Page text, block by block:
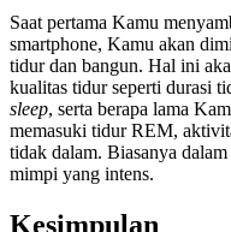
Saat pertama Kamu
smartphone, Kamu akan
tidur dan bangun. Hal ini
kualitas tidur seperti durasi
sleep, serta berapa lama
memasuki tidur REM,
tidak dalam. Biasanya
mimpi yang intens.
Kesimpulan